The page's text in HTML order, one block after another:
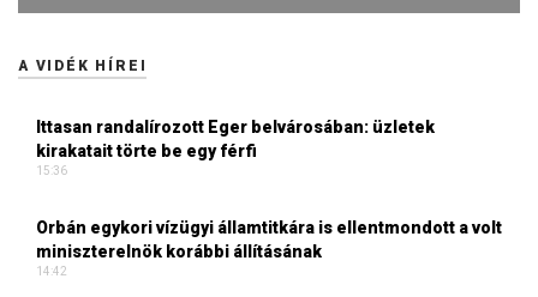
A VIDÉK HÍREI
Ittasan randalírozott Eger belvárosában: üzletek
kirakatait törte be egy férfi
15:36
Orbán egykori vízügyi államtitkára is ellentmondott a volt
miniszterelnök korábbi állításának
14:42